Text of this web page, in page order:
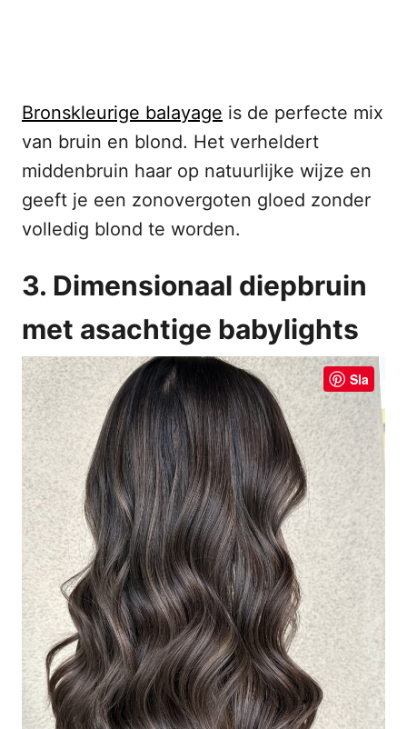
Bronskleurige balayage is de perfecte mix
van bruin en blond. Het verheldert
middenbruin haar op natuurlijke wijze en
geeft je een zonovergoten gloed zonder
volledig blond te worden.
3. Dimensionaal diepbruin
met asachtige babylights
Sla